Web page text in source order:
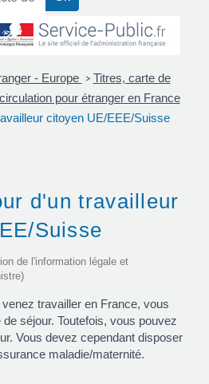
- Europe > Titres, carte de
pour étranger en France
citoyen UE/EEE/Suisse
d'un travailleur
Suisse
de l'information légale et
travailler en France, vous
séjour. Toutefois, vous pouvez
Vous devez cependant disposer
maladie/maternité.